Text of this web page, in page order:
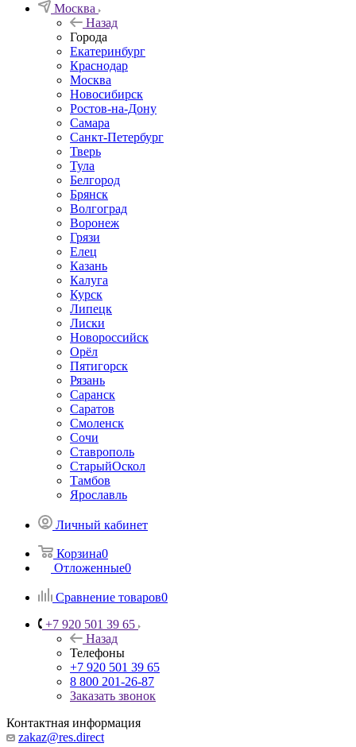
Москва
Назад
Города
Екатеринбург
Краснодар
Москва
Новосибирск
Ростов-на-Дону
Самара
Санкт-Петербург
Тверь
Тула
Белгород
Брянск
Волгоград
Воронеж
Грязи
Елец
Казань
Калуга
Курск
Липецк
Лиски
Новороссийск
Орёл
Пятигорск
Рязань
Саранск
Саратов
Смоленск
Сочи
Ставрополь
СтарыйОскол
Тамбов
Ярославль
Личный кабинет
Корзина0
Отложенные0
Сравнение товаров0
+7 920 501 39 65
Назад
Телефоны
+7 920 501 39 65
8 800 201-26-87
Заказать звонок
Контактная информация
zakaz@res.direct